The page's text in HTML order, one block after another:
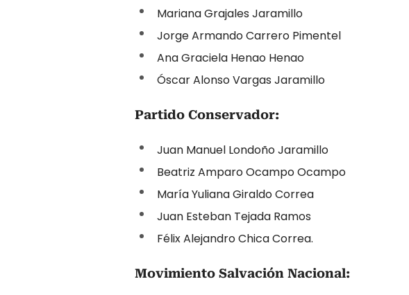
Mariana Grajales Jaramillo
Jorge Armando Carrero Pimentel
Ana Graciela Henao Henao
Óscar Alonso Vargas Jaramillo
Partido Conservador:
Juan Manuel Londoño Jaramillo
Beatriz Amparo Ocampo Ocampo
María Yuliana Giraldo Correa
Juan Esteban Tejada Ramos
Félix Alejandro Chica Correa.
Movimiento Salvación Nacional: